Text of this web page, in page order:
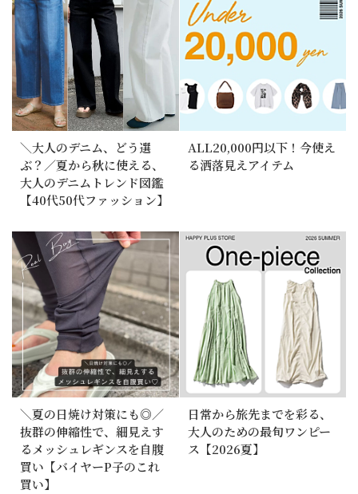
＼大人のデニム、どう選
ぶ？／夏から秋に使える、
大人のデニムトレンド図鑑
【40代50代ファッション】
ALL20,000円以下！今使え
る洒落見えアイテム
＼夏の日焼け対策にも◎／
抜群の伸縮性で、細見えす
るメッシュレギンスを自腹
買い【バイヤーP子のこれ
買い】
日常から旅先までを彩る、
大人のための最旬ワンピー
ス【2026夏】